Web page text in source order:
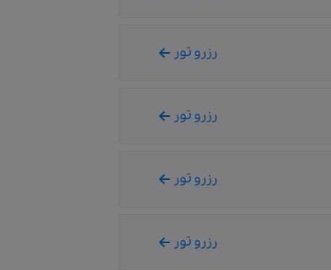
رزرو تور
رزرو تور
رزرو تور
رزرو تور